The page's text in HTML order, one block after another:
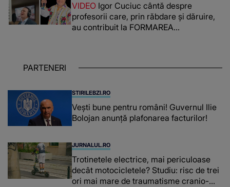
reușit să fac mai mult pentru ea și..."
VIDEO Igor Cuciuc cântă despre
profesorii care, prin răbdare și dăruire,
au contribuit la FORMAREA
chiar și după trecerea anilor: "De
PARTENERI
STIRILEBZI.RO
Vești bune pentru români! Guvernul Ilie
Bolojan anunță plafonarea facturilor!
JURNALUL.RO
Trotinetele electrice, mai periculoase
decât motocicletele? Studiu: risc de trei
ori mai mare de traumatisme cranio-